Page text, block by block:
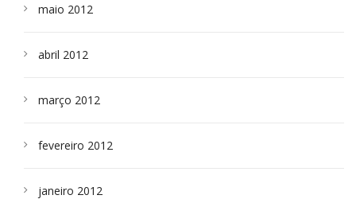
maio 2012
abril 2012
março 2012
fevereiro 2012
janeiro 2012